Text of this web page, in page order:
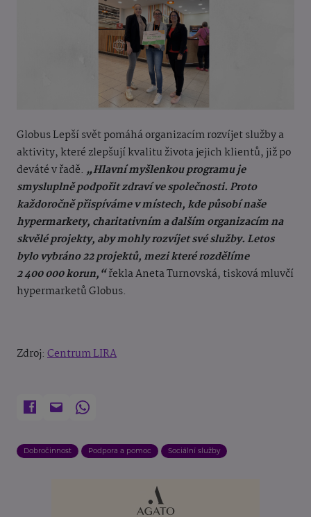
Globus Lepší světpomáhá organizacím rozvíjet služby a
aktivity, které zlepšují kvalitu života jejich klientů, již po
deváté v řadě. „Hlavní myšlenkou programu je
smysluplně podpořit zdraví ve společnosti. Proto
každoročně přispíváme v místech, kde působí naše
hypermarkety, charitativním a dalším organizacím na
skvělé projekty, aby mohly rozvíjet své služby. Letos
bylo vybráno 22 projektů, mezi které rozdělíme
2 400 000 korun,“řekla Aneta Turnovská, tisková mluvčí
hypermarketů Globus.
Zdroj: Centrum LIRA
Dobročinnost Podpora a pomoc Sociální služby